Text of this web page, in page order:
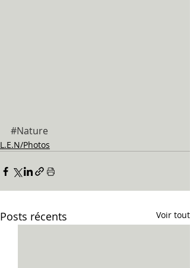
#Nature
L.E.N/Photos
Posts récents Voir tout